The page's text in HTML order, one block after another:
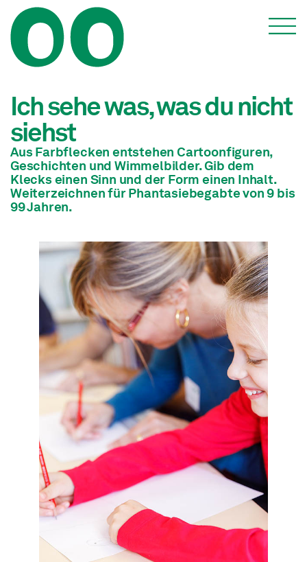
Vermittlung: Schulen & Universitäten
Ich sehe was, was du nicht
siehst
Aus Farbflecken entstehen Cartoonfiguren,
Geschichten und Wimmelbilder. Gib dem
Klecks einen Sinn und der Form einen Inhalt.
Weiterzeichnen für Phantasiebegabte von 9 bis
99 Jahren.